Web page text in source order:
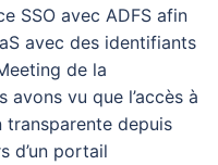
SSO avec ADFS afin
avec des identifiants
de la
vu que l’accès à
transparente depuis
d’un portail